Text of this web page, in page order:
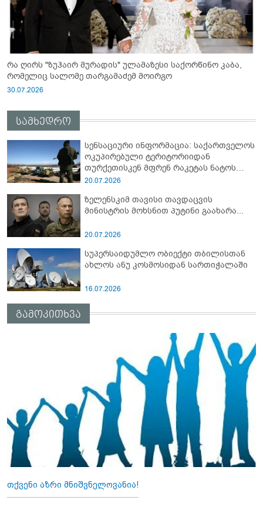
რა ღირს "ზუჰაირ მურადის" ულამაზესი საქორწინო კაბა,
რომელიც სალომე თარგამაძემ მოირგო
30.07.2026
სამხედრო
სენსაციური ინფორმაცია: საქართველოს
ოკუპირებული ტერიტორიიდან
თურქეთისკენ მფრენ რაკეტას ნატოს
სამიტი კინაღამ ჩაუშლია
20.07.2026
ზელენსკიმ თავისი თავდაცვის
მინისტრის მოხსნით პუტინი გაახარა...
20.07.2026
სუპერსაიდუმლო ობიექტი თბილისთან
ახლოს ანუ კოსმოსიდან სართიჭალაში
16.07.2026
გამოკითხვა
თქვენი აზრი მნიშვნელოვანია!